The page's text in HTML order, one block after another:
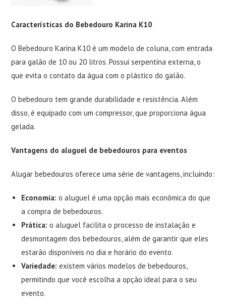
Características do Bebedouro Karina K10
O Bebedouro Karina K10 é um modelo de coluna, com entrada
para galão de 10 ou 20 litros. Possui serpentina externa, o
que evita o contato da água com o plástico do galão.
O bebedouro tem grande durabilidade e resistência. Além
disso, é equipado com um compressor, que proporciona água
gelada.
Vantagens do aluguel de bebedouros para eventos
Alugar bebedouros oferece uma série de vantagens, incluindo:
Economia: o aluguel é uma opção mais econômica do que
a compra de bebedouros.
Prática: o aluguel facilita o processo de instalação e
desmontagem dos bebedouros, além de garantir que eles
estarão disponíveis no dia e horário do evento.
Variedade: existem vários modelos de bebedouros,
permitindo que você escolha a opção ideal para o seu
evento.